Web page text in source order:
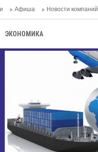
Афиша Новости компаний
ЭКОНОМИКА